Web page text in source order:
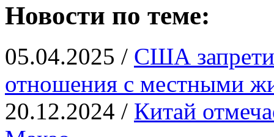
Новости по теме:
05.04.2025 / США
отношения с местными
20.12.2024 / Китай